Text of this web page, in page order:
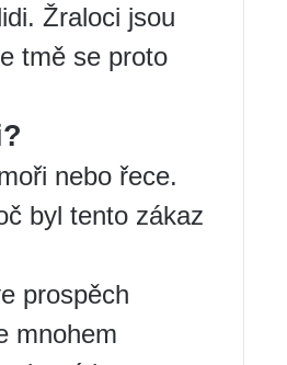
Žraloci jsou
tmě se proto
nebo řece.
byl tento zákaz
prospěch
mnohem